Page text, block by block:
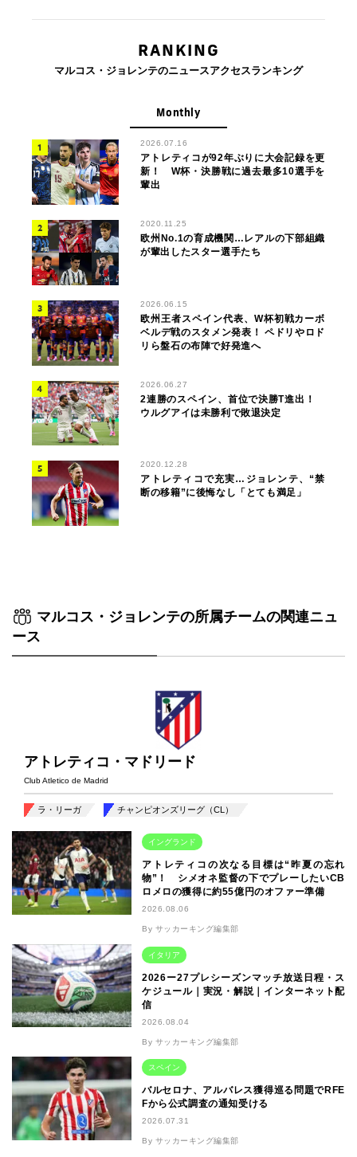
RANKING
マルコス・ジョレンテのニュースアクセスランキング
Monthly
2026.07.16
アトレティコが92年ぶりに大会記録を更
新！ W杯・決勝戦に過去最多10選手を
輩出
2020.11.25
欧州No.1の育成機関…レアルの下部組織
が輩出したスター選手たち
2026.06.15
欧州王者スペイン代表、W杯初戦カーボ
ベルデ戦のスタメン発表！ ペドリやロド
リら盤石の布陣で好発進へ
2026.06.27
2連勝のスペイン、首位で決勝T進出！
ウルグアイは未勝利で敗退決定
2020.12.28
アトレティコで充実…ジョレンテ、“禁
断の移籍”に後悔なし「とても満足」
マルコス・ジョレンテの所属チームの関連ニュ
ース
アトレティコ・マドリード
Club Atletico de Madrid
ラ・リーガ チャンピオンズリーグ（CL）
イングランド
アトレティコの次なる目標は“昨夏の忘れ
物”！ シメオネ監督の下でプレーしたいCB
ロメロの獲得に約55億円のオファー準備
2026.08.06
By サッカーキング編集部
イタリア
2026ー27プレシーズンマッチ放送日程・ス
ケジュール｜実況・解説｜インターネット配
信
2026.08.04
By サッカーキング編集部
スペイン
バルセロナ、アルバレス獲得巡る問題でRFE
Fから公式調査の通知受ける
2026.07.31
By サッカーキング編集部